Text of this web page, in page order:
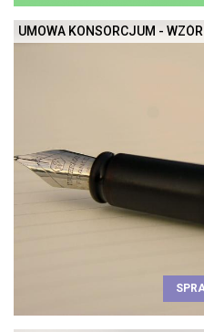
UMOWA KONSORCJUM -